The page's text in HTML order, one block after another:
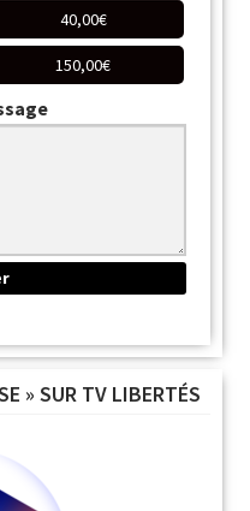
40,00€
150,00€
» SUR TV LIBERTÉS